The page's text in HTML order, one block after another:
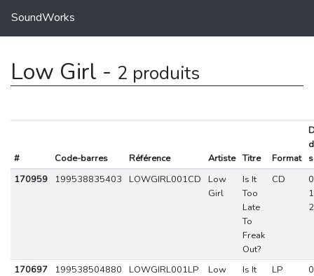
SoundWorks
Low Girl - 2 produits
# Code-barres Référence Artiste Titre Format
170959
199538835403 LOWGIRL001CD
Low
Girl
Is It
Too
Late
To
Freak
Out?
CD
170697 199538504880 LOWGIRL001LP
Low
Is It
LP